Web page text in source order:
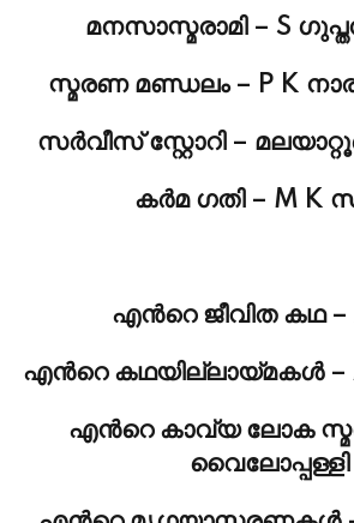
മനസാസ്മരാമി – S
സ്മരണ മണ്ഡലം – P K
സര്‍വീസ് സ്റ്റോറി –
കര്‍മ ഗതി – M K
എന്‍റെ ജീവിത കഥ –
എന്‍റെ കഥയില്ലായ്മകള്‍ –
എന്‍റെ കാവ്യ ലോക
വൈലോപ്പള്ളി